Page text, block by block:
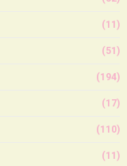
(11)
(51)
(194)
(17)
(110)
(11)